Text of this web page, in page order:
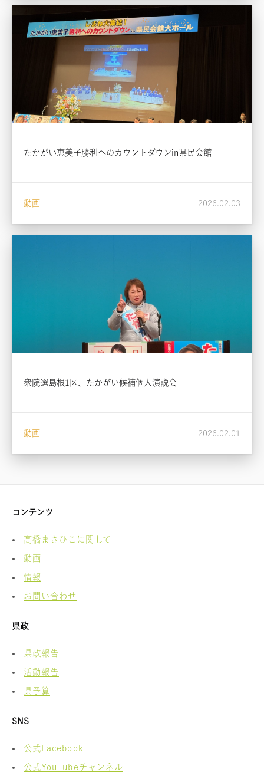
たかがい恵美子勝利へのカウントダウンin県民会館
動画 2026.02.03
衆院選島根1区、たかがい候補個人演説会
動画 2026.02.01
コンテンツ
高橋まさひこに関して
動画
情報
お問い合わせ
県政
県政報告
活動報告
県予算
SNS
公式Facebook
公式YouTubeチャンネル